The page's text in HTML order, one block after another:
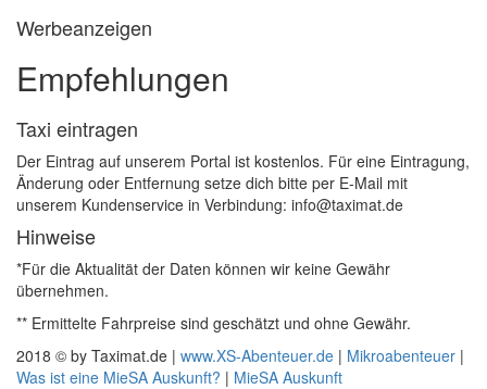
Werbeanzeigen
Empfehlungen
Taxi eintragen
Der Eintrag auf unserem Portal ist kostenlos. Für eine Eintragung,
Änderung oder Entfernung setze dich bitte per E-Mail mit
unserem Kundenservice in Verbindung: info@taximat.de
Hinweise
*Für die Aktualität der Daten können wir keine Gewähr
übernehmen.
** Ermittelte Fahrpreise sind geschätzt und ohne Gewähr.
2018 © by Taximat.de | www.XS-Abenteuer.de | Mikroabenteuer |
Was ist eine MieSA Auskunft? | MieSA Auskunft